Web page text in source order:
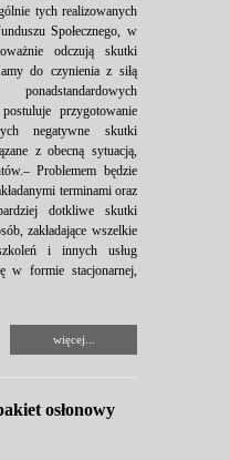
tych realizowanych
Społecznego, w
odczują skutki
do czynienia z siłą
przygotowanie
negatywne skutki
z obecną sytuacją,
Problemem będzie
terminami oraz
dotkliwe skutki
zakładające wszelkie
i innych usług
w formie stacjonarnej,
więcej...
osłonowy